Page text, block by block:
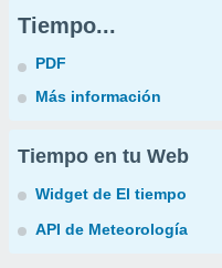
Tiempo...
PDF
Más información
Tiempo en tu Web
Widget de El tiempo
API de Meteorología